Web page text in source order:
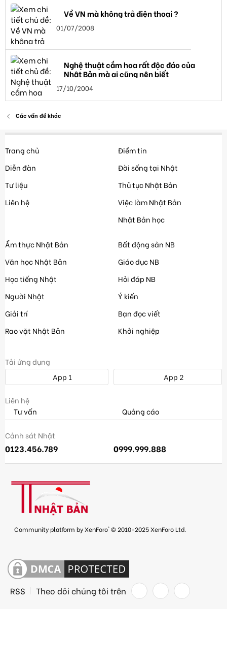
Về VN mà không trả điện thoại ?
01/07/2008
Nghệ thuật cắm hoa rất độc đáo của
Nhật Bản mà ai cũng nên biết
17/10/2004
Các vấn đề khác
Trang chủ
Diễn đàn
Tư liệu
Liên hệ
Điểm tin
Đời sống tại Nhật
Thủ tục Nhật Bản
Việc làm Nhật Bản
Nhật Bản học
Ẩm thực Nhật Bản
Văn học Nhật Bản
Học tiếng Nhật
Người Nhật
Giải trí
Rao vặt Nhật Bản
Bất động sản NB
Giáo dục NB
Hỏi đáp NB
Ý kiến
Bạn đọc viết
Khởi nghiệp
Tải ứng dụng
App 1
App 2
Liên hệ
Tư vấn
Quảng cáo
Cảnh sát Nhật
0123.456.789 0999.999.888
Community platform by XenForo® © 2010-2025 XenForo Ltd.
RSS Theo dõi chúng tôi trên